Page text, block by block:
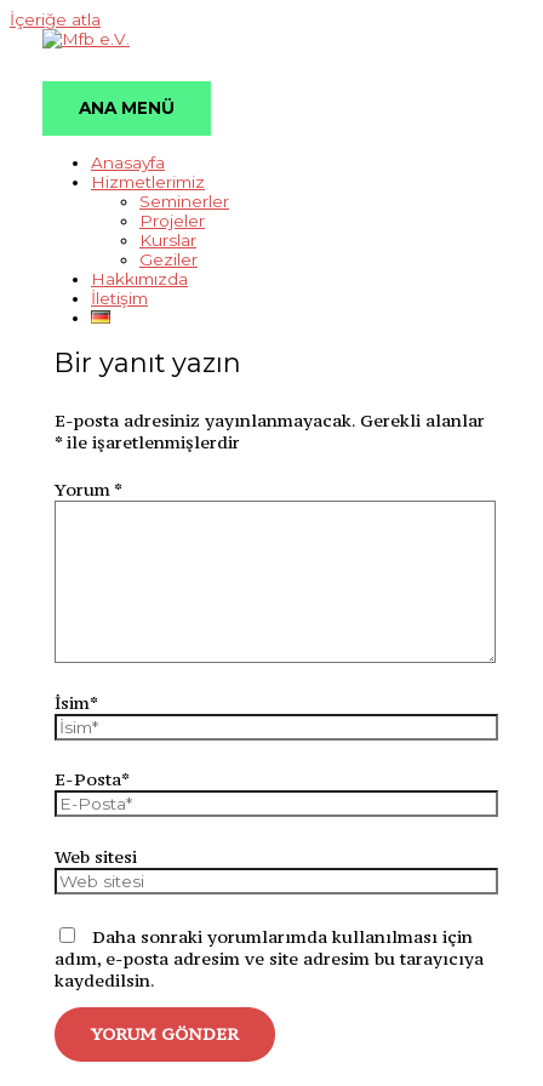
İçeriğe atla
ANA MENÜ
Anasayfa
Hizmetlerimiz
Seminerler
Projeler
Kurslar
Geziler
Hakkımızda
İletişim
Mfb ev_gece
Yorum bırakın / Yazan
Bir yanıt yazın
E-posta adresiniz yayınlanmayacak. Gerekli alanlar
*ile işaretlenmişlerdir
Yorum *
İsim*
E-Posta*
Web sitesi
Daha sonraki yorumlarımda kullanılması için
adım, e-posta adresim ve site adresim bu tarayıcıya
kaydedilsin.